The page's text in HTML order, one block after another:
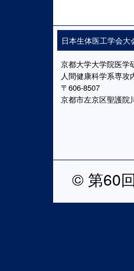
日本生体医工学会大
京都大学大学院医学
人間健康科学系専攻
〒606-8507
京都市左京区聖護院
© 第60